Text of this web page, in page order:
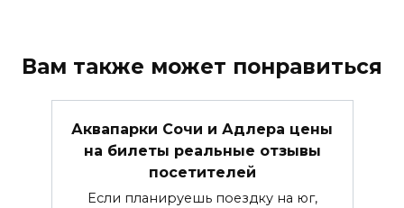
Вам также может понравиться
Аквапарки Сочи и Адлера цены
на билеты реальные отзывы
посетителей
Если планируешь поездку на юг,